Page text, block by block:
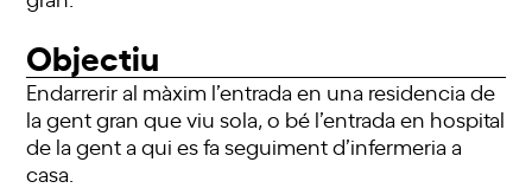
Objectiu
Endarrerir al màxim l’entrada en una residencia de
la gent gran que viu sola, o bé l’entrada en hospital
de la gent a qui es fa seguiment d’infermeria a
casa.